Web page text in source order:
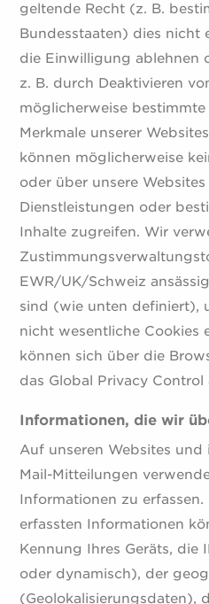
geltende Recht (z. B.
Bundesstaaten) dies nicht
die Einwilligung ablehnen
z. B. durch Deaktivieren
möglicherweise
Merkmale unserer
können möglicherweise
oder über unsere
Dienstleistungen oder
Inhalte zugreifen. Wir
EWR/UK/Schweiz
sind (wie unten definiert),
nicht wesentliche Cookies
können sich über die
das Global Privacy Control
Informationen, die wir
Auf unseren Websites und
Mail-Mitteilungen
Informationen zu
erfassten Informationen
Kennung Ihres Geräts, die
oder dynamisch), der
(Geolokalisierungsdaten),